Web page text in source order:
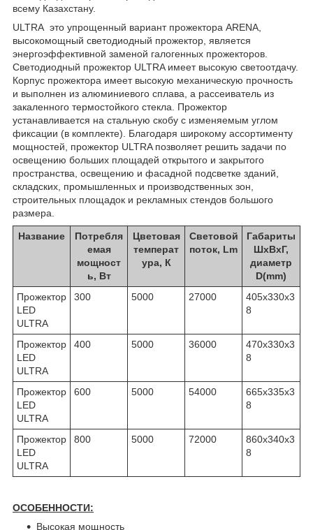
всему Казахстану.
ULTRA это упрощенный вариант прожектора ARENA,
высокомощный светодиодный прожектор, является
энергоэффективной заменой галогенных прожекторов.
Светодиодный прожектор ULTRA имеет высокую светоотдачу.
Корпус прожектора имеет высокую механическую прочность
и выполнен из алюминиевого сплава, а рассеиватель из
закаленного термостойкого стекла. Прожектор
устанавливается на стальную скобу с изменяемым углом
фиксации (в комплекте). Благодаря широкому ассортименту
мощностей, прожектор ULTRA позволяет решить задачи по
освещению больших площадей открытого и закрытого
пространства, освещению и фасадной подсветке зданий,
складских, промышленных и производственных зон,
строительных площадок и рекламных стендов большого
размера.
Название
Потребля
емая
мощност
ь, Вт
Цветовая
температ
ура, К
Световой
поток, Lm
Габариты
ШхВхГ,
диаметр
D(mm)
Прожектор
LED
ULTRA
300 5000 27000
405х330х3
8
Прожектор
LED
ULTRA
400 5000 36000
470x330x3
8
Прожектор
LED
ULTRA
600 5000 54000
665x335x3
8
Прожектор
LED
ULTRA
800 5000 72000
860х340х3
8
ОСОБЕННОСТИ:
Высокая мощность